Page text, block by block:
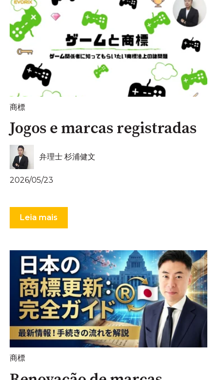
商標
Jogos e marcas registradas
弁理士 杉浦健文
2026/05/23
Leia mais
商標